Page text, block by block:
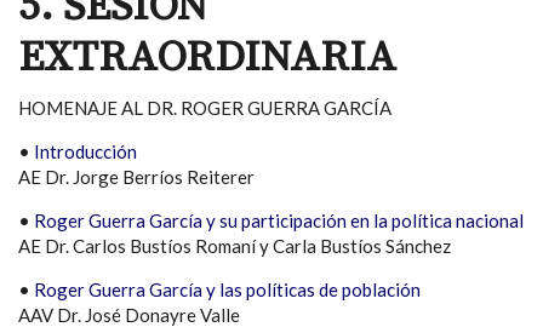
EXTRAORDINARIA
HOMENAJE AL DR. ROGER GUERRA GARCÍA
• Introducción
AE Dr. Jorge Berríos Reiterer
• Roger Guerra García y su participación en la política nacional
AE Dr. Carlos Bustíos Romaní y Carla Bustíos Sánchez
• Roger Guerra García y las políticas de población
AAV Dr. José Donayre Valle